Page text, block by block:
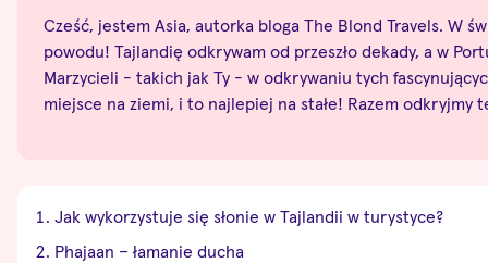
Cześć, jestem Asia, autorka bloga The Blond Travels. W
powodu! Tajlandię odkrywam od przeszło dekady, a w
Marzycieli - takich jak Ty - w odkrywaniu tych
miejsce na ziemi, i to najlepiej na stałe! Razem odkryjmy
Jak wykorzystuje się słonie w Tajlandii w turystyce?
Phajaan – łamanie ducha